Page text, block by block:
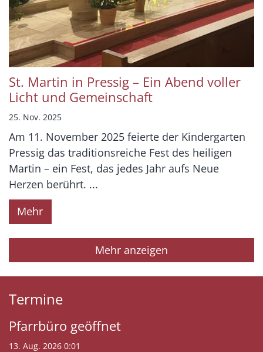
St. Martin in Pressig – Ein Abend voller
Licht und Gemeinschaft
25. Nov. 2025
Am 11. November 2025 feierte der Kindergarten
Pressig das traditionsreiche Fest des heiligen
Martin – ein Fest, das jedes Jahr aufs Neue
Herzen berührt. ...
Mehr
Mehr anzeigen
Termine
Pfarrbüro geöffnet
13. Aug. 2026 0:01